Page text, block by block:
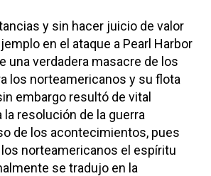
y sin hacer juicio de valor
en el ataque a Pearl Harbor
una verdadera masacre de los
los norteamericanos y su flota
embargo resultó de vital
la resolución de la guerra
de los acontecimientos, pues
norteamericanos el espíritu
se tradujo en la